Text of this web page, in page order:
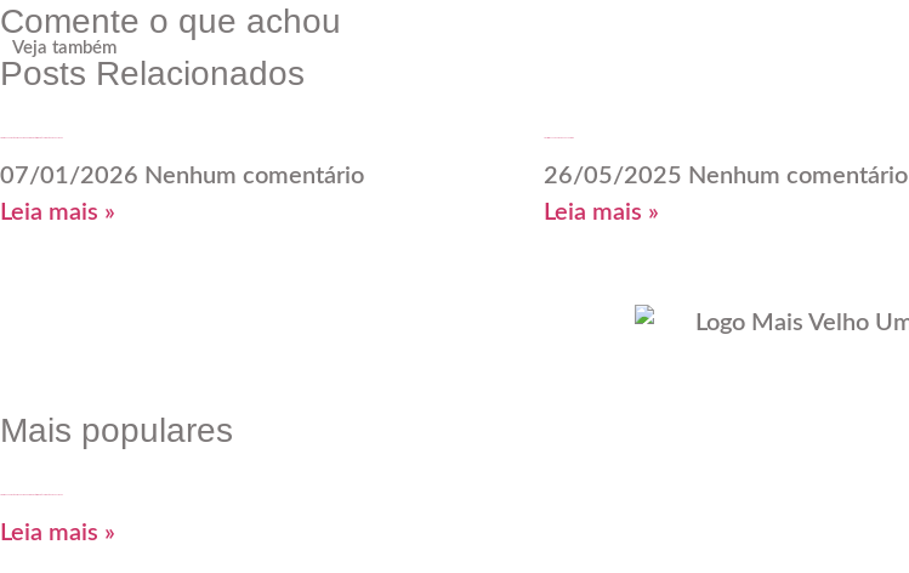
Comente o que achou
Veja também
Posts Relacionados
07/01/2026 Nenhum comentário
Leia mais »
26/05/2025 Nenhum comentário
Leia mais »
Mais populares
Leia mais »